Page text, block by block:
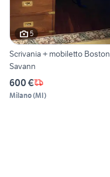
5
Scrivania + mobiletto Boston
Savann
600 €
Milano(MI)